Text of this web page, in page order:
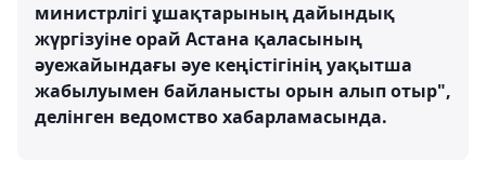
министрлігі ұшақтарының дайындық
жүргізуіне орай Астана қаласының
әуежайындағы әуе кеңістігінің уақытша
жабылуымен байланысты орын алып отыр",
делінген ведомство хабарламасында.